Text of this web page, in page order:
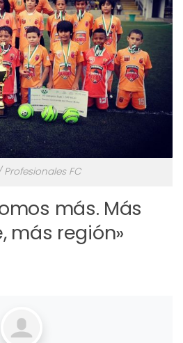
Profesionales FC
más. Más
más región»